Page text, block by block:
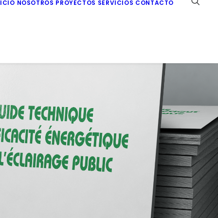
NOSOTROS PROYECTOS SERVICIOS CONTACTO